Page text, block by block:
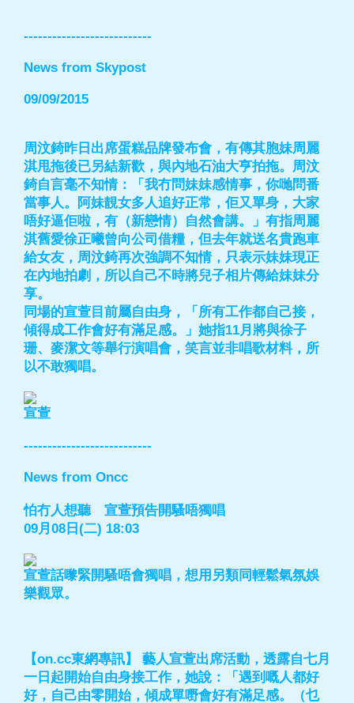
---------------------------
News from Skypost
09/09/2015
周汶錡昨日出席蛋糕品牌發布會，有傳其胞妹周麗
淇甩拖後已另結新歡，與內地石油大亨拍拖。周汶
錡自言毫不知情：「我冇問妹妹感情事，你哋問番
當事人。阿妹靚女多人追好正常，佢又單身，大家
唔好逼佢啦，有（新戀情）自然會講。」有指周麗
淇舊愛徐正曦曾向公司借糧，但去年就送名貴跑車
給女友，周汶錡再次強調不知情，只表示妹妹現正
在內地拍劇，所以自己不時將兒子相片傳給妹妹分
享。
同場的宣萱目前屬自由身，「所有工作都自己接，
傾得成工作會好有滿足感。」她指11月將與徐子
珊、麥潔文等舉行演唱會，笑言並非唱歌材料，所
以不敢獨唱。
宣萱
---------------------------
News from Oncc
怕冇人想聽 宣萱預告開騷唔獨唱
09月08日(二) 18:03
宣萱話嚟緊開騷唔會獨唱，想用另類同輕鬆氣氛娛
樂觀眾。
【on.cc東網專訊】 藝人宣萱出席活動，透露自七月
一日起開始自由身接工作，她說：「遇到嘅人都好
好，自己由零開始，傾成單嘢會好有滿足感。（乜